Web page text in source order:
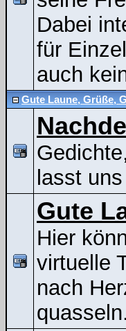
Dabei
für
auch
Gute Laune, Grüße,
lasst
Gute
Hier
virtuelle
nach